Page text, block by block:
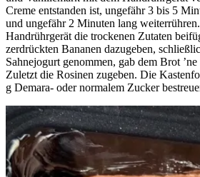
Creme entstanden ist, ungefähr 3 bis 5
und ungefähr 2 Minuten lang
Handrührgerät die trockenen Zutaten
zerdrückten Bananen dazugeben,
Sahnejogurt genommen, gab dem Brot
Zuletzt die Rosinen zugeben. Die
g Demara- oder normalem Zucker